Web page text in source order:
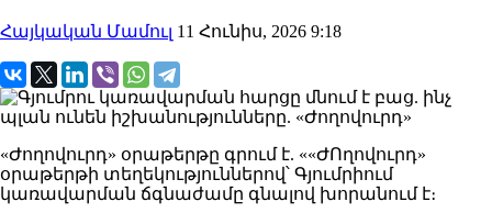
Հայկական Մամուլ 11 Հունիս, 2026 9:18
«Ժողովուրդ» օրաթերթը գրում է. ««ԺՈղովուրդ»
օրաթերթի տեղեկություններով՝ Գյումրիում
կառավարման ճգնաժամը գնալով խորանում է։